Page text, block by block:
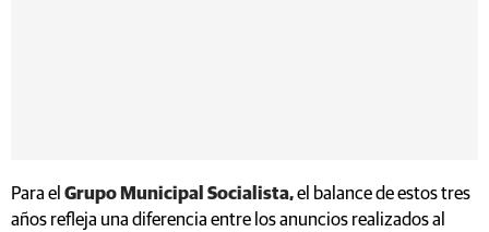
Para el Grupo Municipal Socialista,el balance de estos tres
años refleja una diferencia entre los anuncios realizados al